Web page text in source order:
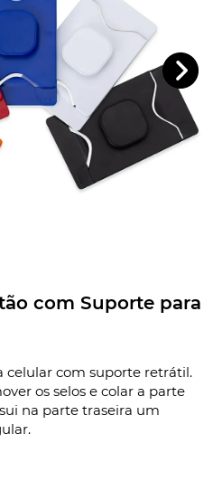
com Suporte para
celular com suporte retrátil.
os selos e colar a parte
na parte traseira um